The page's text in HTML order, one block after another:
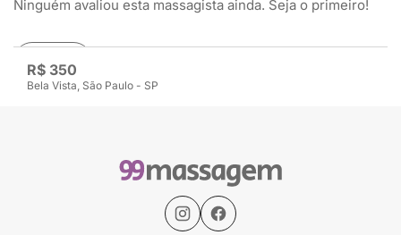
R$ 350
Bela Vista, São Paulo - SP
Ninguém avaliou esta massagista ainda. Seja o primeiro!
Avaliar